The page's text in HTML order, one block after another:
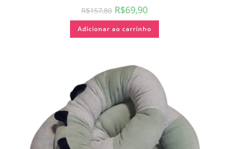
R$157,80 R$69,90
Adicionar ao carrinho